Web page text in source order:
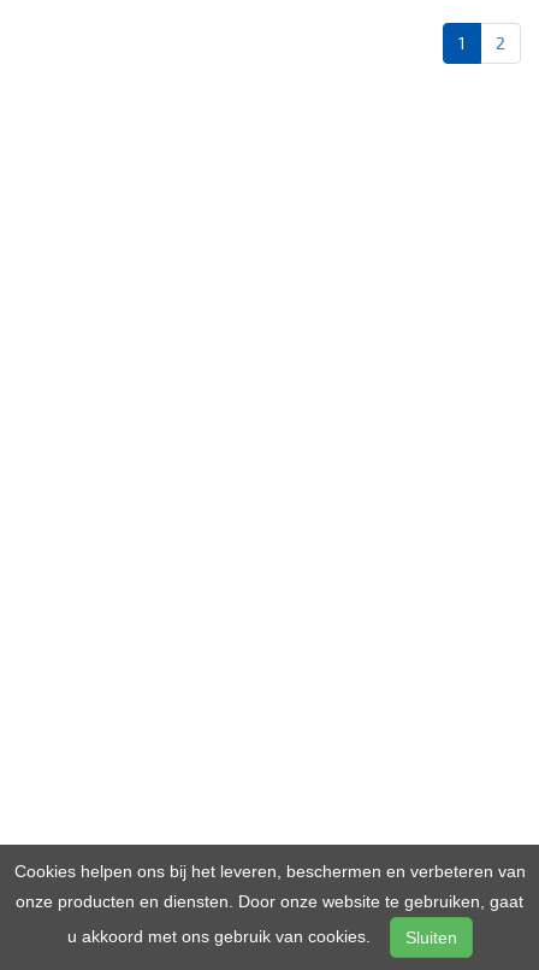
1 2
Cookies helpen ons bij het leveren, beschermen en verbeteren van
onze producten en diensten. Door onze website te gebruiken, gaat
u akkoord met ons gebruik van cookies.
Sluiten